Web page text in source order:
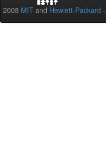
2008 MIT and Hewlett-Packard -